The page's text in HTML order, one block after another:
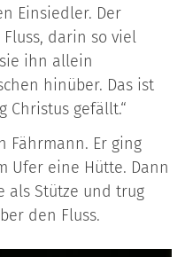
Einsiedler. Der
darin so viel
ihn allein
hinüber. Das ist
Christus gefällt.“
Fährmann. Er ging
Ufer eine Hütte. Dann
als Stütze und trug
den Fluss.